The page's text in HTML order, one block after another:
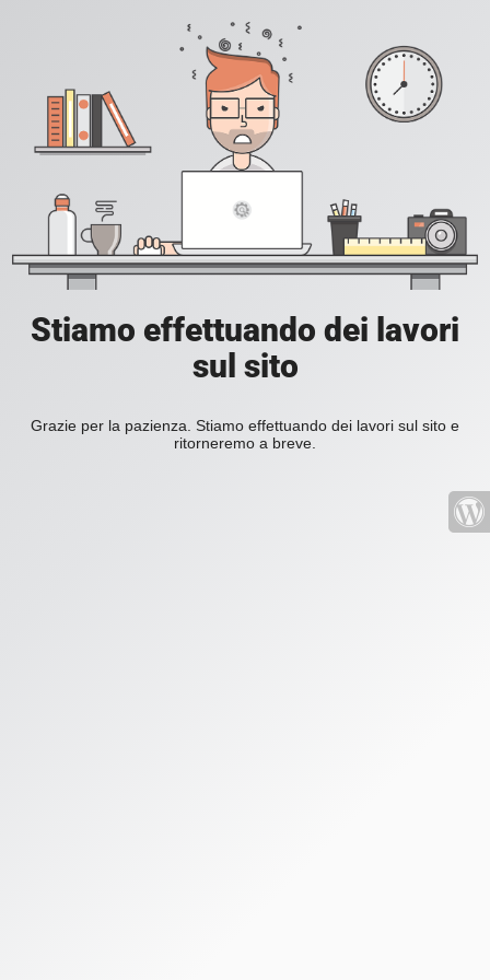
Stiamo effettuando dei lavori
sul sito
Grazie per la pazienza. Stiamo effettuando dei lavori sul sito e
ritorneremo a breve.